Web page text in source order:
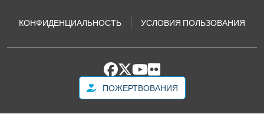
КОНФИДЕНЦИАЛЬНОСТЬ УСЛОВИЯ ПОЛЬЗОВАНИЯ
ПОЖЕРТВОВАНИЯ